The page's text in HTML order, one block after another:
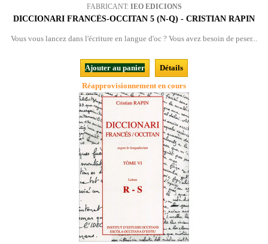
FABRICANT: IEO EDICIONS
DICCIONARI FRANCÉS-OCCITAN 5 (N-Q) - CRISTIAN RAPIN
Vous vous lancez dans l'écriture en langue d'oc ? Vous avez besoin de peser...
Ajouter au panier
Détails
Réapprovisionnement en cours